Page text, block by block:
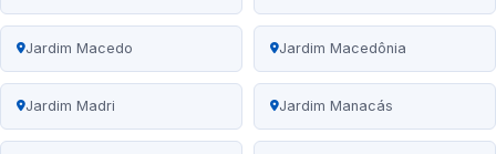
Jardim Macedo Jardim Macedônia
Jardim Madri Jardim Manacás